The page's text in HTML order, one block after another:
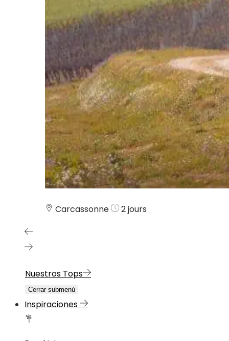
Carcassonne 2 jours
Nuestros Tops
Cerrar submenú
Inspiraciones